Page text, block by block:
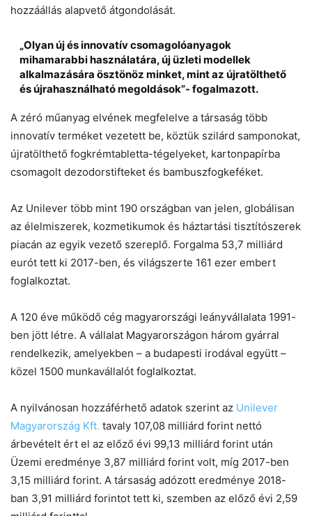
hozzáállás alapvető átgondolását.
„Olyan új és innovatív csomagolóanyagok
mihamarabbi használatára, új üzleti modellek
alkalmazására ösztönöz minket, mint az újratölthető
és újrahasználható megoldások”- fogalmazott.
A zéró műanyag elvének megfelelve a társaság több
innovatív terméket vezetett be, köztük szilárd samponokat,
újratölthető fogkrémtabletta-tégelyeket, kartonpapírba
csomagolt dezodorstifteket és bambuszfogkeféket.
Az Unilever több mint 190 országban van jelen, globálisan
az élelmiszerek, kozmetikumok és háztartási tisztítószerek
piacán az egyik vezető szereplő. Forgalma 53,7 milliárd
eurót tett ki 2017-ben, és világszerte 161 ezer embert
foglalkoztat.
A 120 éve működő cég magyarországi leányvállalata 1991-
ben jött létre. A vállalat Magyarországon három gyárral
rendelkezik, amelyekben – a budapesti irodával együtt –
közel 1500 munkavállalót foglalkoztat.
A nyilvánosan hozzáférhető adatok szerint az Unilever
Magyarország Kft. tavaly 107,08 milliárd forint nettó
árbevételt ért el az előző évi 99,13 milliárd forint után
Üzemi eredménye 3,87 milliárd forint volt, míg 2017-ben
3,15 milliárd forint. A társaság adózott eredménye 2018-
ban 3,91 milliárd forintot tett ki, szemben az előző évi 2,59